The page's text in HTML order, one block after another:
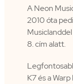
A Neon
2010 óta
8. cím alatt.
K7 és a